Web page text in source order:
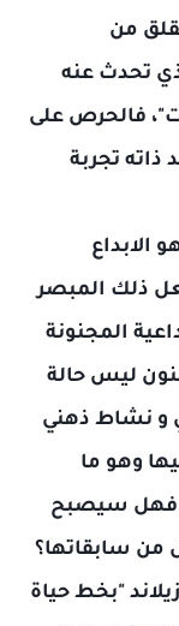
من
تحدث عنه
فالحرص على
ذاته تجربة
الابداع
ذلك المبصر
المجنونة
ليس حالة
و نشاط ذهني
وهو ما
فهل سيصبح
سابقاتها؟
"بخط حياة